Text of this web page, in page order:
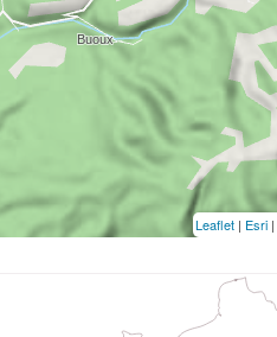
Leaflet | Esri |